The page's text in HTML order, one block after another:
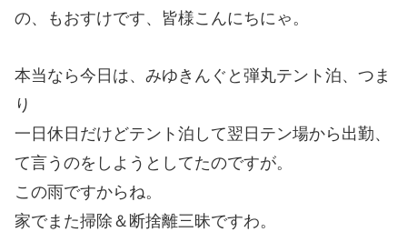
の、もおすけです、皆様こんにちにゃ。
本当なら今日は、みゆきんぐと弾丸テント泊、つま
り
一日休日だけどテント泊して翌日テン場から出勤、
て言うのをしようとしてたのですが。
この雨ですからね。
家でまた掃除＆断捨離三昧ですわ。